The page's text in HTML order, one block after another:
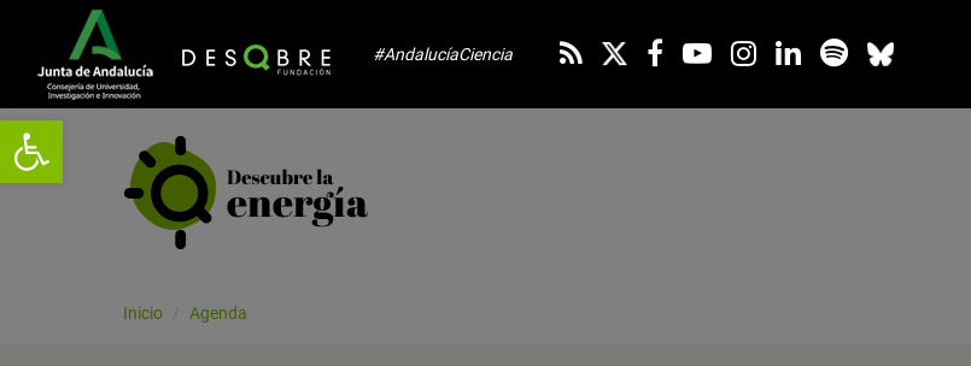
Abrir barra de herramientas
#AndalucíaCiencia
Inicio Agenda